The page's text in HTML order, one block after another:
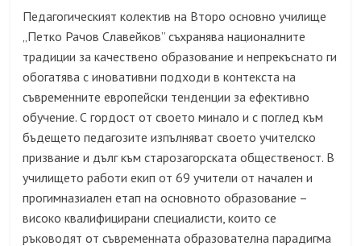
Педагогическият колектив на Второ основно училище
„Петко Рачов Славейков” съхранява националните
традиции за качествено образование и непрекъснато ги
обогатява с иновативни подходи в контекста на
съвременните европейски тенденции за ефективно
обучение. С гордост от своето минало и с поглед към
бъдещето педагозите изпълняват своето учителско
призвание и дълг към старозагорската общественост. В
училището работи екип от 69 учители от начален и
прогимназиален етап на основното образование –
високо квалифицирани специалисти, които се
ръководят от съвременната образователна парадигма